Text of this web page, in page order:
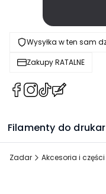
Wysyłka w ten sam
Zakupy RATALNE
(Otwiera
nowej
karcie)
(Otwiera
nowej
karcie)
(Otwiera
nowej
karcie)
(Otwiera
nowej
karcie)
Filamenty do
Zadar Akcesoria i części